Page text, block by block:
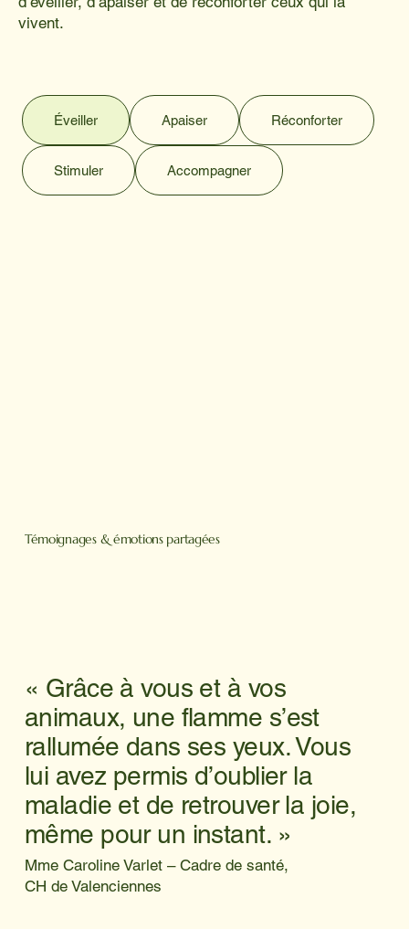
vivent.
Éveiller Apaiser Réconforter
Stimuler Accompagner
Témoignages & émotions partagées
« Grâce à vous et à vos
animaux, une flamme s’est
rallumée dans ses yeux. Vous
lui avez permis d’oublier la
maladie et de retrouver la joie,
même pour un instant. »
Mme Caroline Varlet – Cadre de santé,
CH de Valenciennes